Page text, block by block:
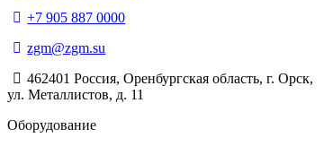
+7 905 887 0000
zgm@zgm.su
462401 Россия, Оренбургская область, г. Орск,
ул. Металлистов, д. 11
Оборудование